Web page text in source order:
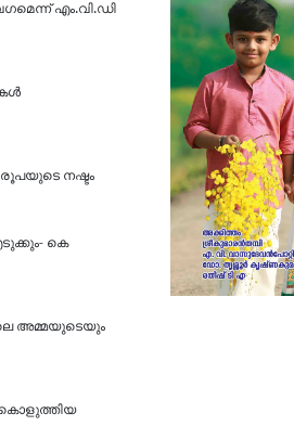
എം.വി.ഡി
രൂപയുടെ നഷ്ടം
കെ
അമ്മയുടെയും